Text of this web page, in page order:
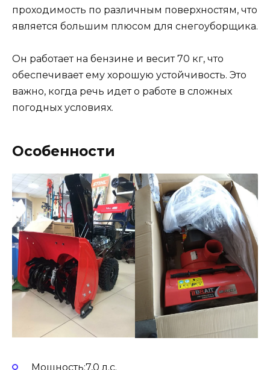
проходимость по различным поверхностям, что
является большим плюсом для снегоуборщика.
Он работает на бензине и весит 70 кг, что
обеспечивает ему хорошую устойчивость. Это
важно, когда речь идет о работе в сложных
погодных условиях.
Особенности
Мощность:7,0 л.с.